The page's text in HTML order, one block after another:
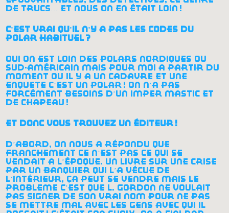
de trucs… et nous on en était loin !
c’est vrai qu’il n’y a pas les codes du
polar habituel ?
oui on est loin des polars nordiques ou
sud-américain mais pour moi à partir du
moment où il y a un cadavre et une
enquête c’est un polar ! on n’a pas
forcément besoins d’un imper mastic et
de chapeau !
et donc vous trouvez un éditeur !
d’abord, on nous a répondu que
franchement ce n’est pas ce qui se
vendait à l’époque. un livre sur une crise
par un banquier qui l’a vécue de
l’intérieur, ça peut se vendre mais le
problème c’est que l. gordon ne voulait
pas signer de son vrai nom pour ne pas
se mettre mal avec les gens avec qui il